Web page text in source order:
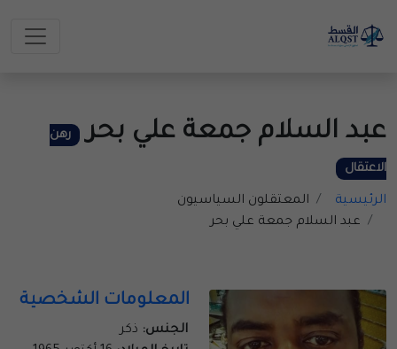
عبد السلام جمعة علي بحر رهن
الاعتقال
الرئيسية
المعتقلون السياسيون
عبد السلام جمعة علي بحر
المعلومات الشخصية
الجنس: ذكر